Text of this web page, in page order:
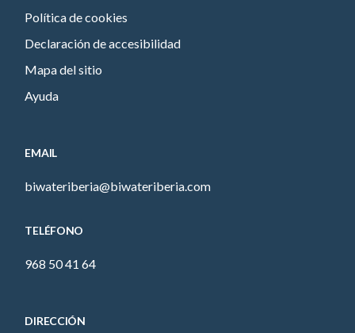
Política de cookies
Declaración de accesibilidad
Mapa del sitio
Ayuda
EMAIL
biwateriberia@biwateriberia.com
TELÉFONO
968 50 41 64
DIRECCIÓN